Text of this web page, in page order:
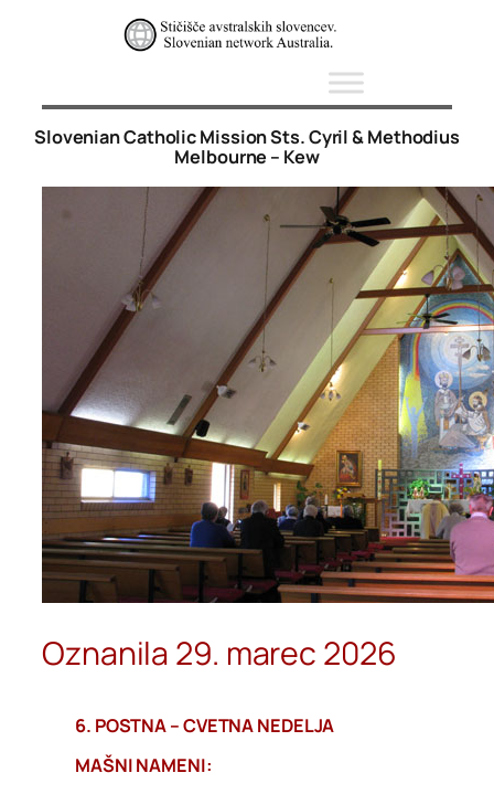
Slovenian Catholic Mission Sts. Cyril & Methodius
Melbourne – Kew
Oznanila 29. marec 2026
6. POSTNA – CVETNA NEDELJA
MAŠNI NAMENI: